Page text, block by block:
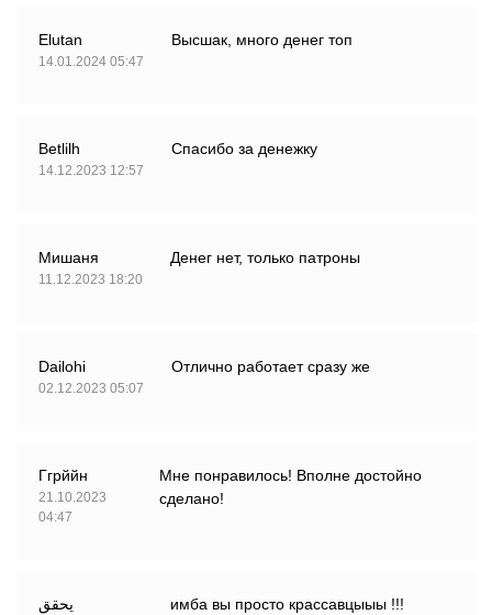
Elutan
14.01.2024 05:47
Высшак, много денег топ
Betlilh
14.12.2023 12:57
Спасибо за денежку
Мишаня
11.12.2023 18:20
Денег нет, только патроны
Dailohi
02.12.2023 05:07
Отлично работает сразу же
Ггрййн
21.10.2023
04:47
Мне понравилось! Вполне достойно
сделано!
يحقق имба вы просто крассавцыыы !!!